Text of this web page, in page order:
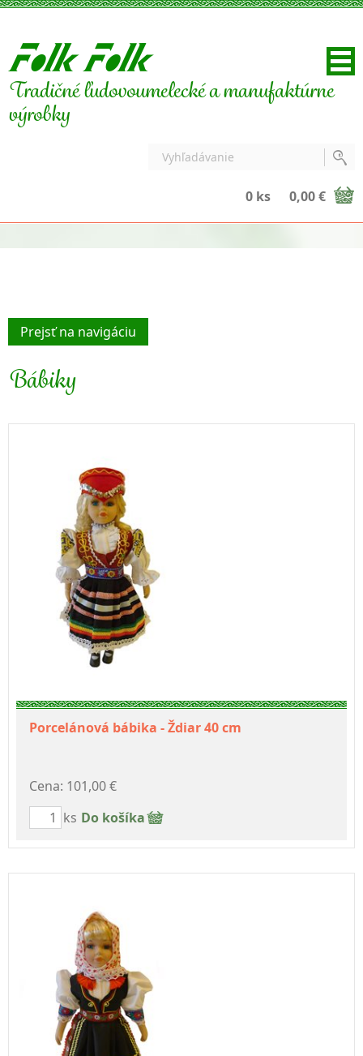
Tradičné ľudovoumelecké a manufaktúrne
výrobky
0 ks 0,00 €
Prejsť na navigáciu
Bábiky
Porcelánová bábika - Ždiar 40 cm
Cena: 101,00 €
ks Do košíka